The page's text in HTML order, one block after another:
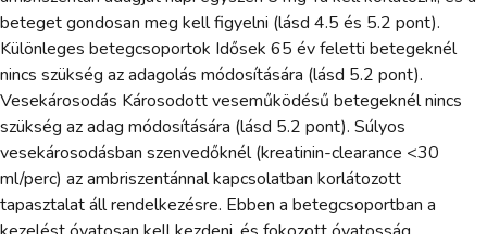
beteget gondosan meg kell figyelni (lásd 4.5 és 5.2 pont).
Különleges betegcsoportok Idősek 65 év feletti betegeknél
nincs szükség az adagolás módosítására (lásd 5.2 pont).
Vesekárosodás Károsodott veseműködésű betegeknél nincs
szükség az adag módosítására (lásd 5.2 pont). Súlyos
vesekárosodásban szenvedőknél (kreatinin-clearance <30
ml/perc) az ambriszentánnal kapcsolatban korlátozott
tapasztalat áll rendelkezésre. Ebben a betegcsoportban a